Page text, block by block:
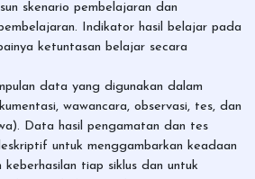
skenario pembelajaran dan
Indikator hasil belajar pada
ketuntasan belajar secara
data yang digunakan dalam
wawancara, observasi, tes, dan
Data hasil pengamatan dan tes
untuk menggambarkan keadaan
tiap siklus dan untuk